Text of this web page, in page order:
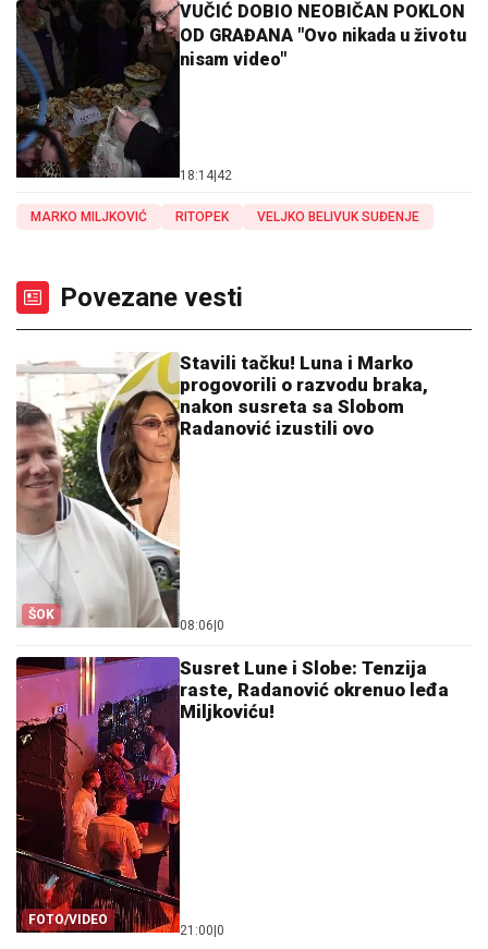
VUČIĆ DOBIO NEOBIČAN POKLON
OD GRAĐANA "Ovo nikada u životu
nisam video"
18:14 42
MARKO MILJKOVIĆ RITOPEK VELJKO BELIVUK SUĐENJE
Povezane vesti
ŠOK
Stavili tačku! Luna i Marko
progovorili o razvodu braka,
nakon susreta sa Slobom
Radanović izustili ovo
08:06 0
FOTO/VIDEO
Susret Lune i Slobe: Tenzija
raste, Radanović okrenuo leđa
Miljkoviću!
21:00 0